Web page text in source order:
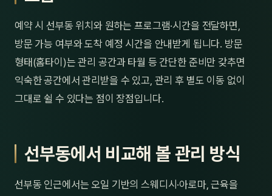
예약 시 선부동 위치와 원하는 프로그램·시간을 전달하면,
방문 가능 여부와 도착 예정 시간을 안내받게 됩니다. 방문
형태(홈타이)는 관리 공간과 타월 등 간단한 준비만 갖추면
익숙한 공간에서 관리받을 수 있고, 관리 후 별도 이동 없이
그대로 쉴 수 있다는 점이 장점입니다.
선부동에서 비교해 볼 관리 방식
선부동 인근에서는 오일 기반의 스웨디시·아로마, 근육을